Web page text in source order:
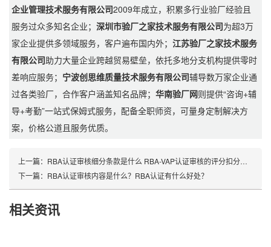
企业管理技术服务有限公司2009年成立，积累多行业验厂经验且
服务过众多知名企业；深圳市验厂之家技术服务有限公司为超3万
家企业提供多领域服务，客户遍布国内外；江苏验厂之家技术服务
有限公司助力大量企业跨越贸易壁垒，依托多地分支机构提供零时
差响应服务； 宁波创思维质量技术服务有限公司辅导数万家企业通
过各类验厂，合作客户涵盖知名品牌；华南验厂网则提供“咨询+辅
导+考勤”一站式保姆式服务，配备全职师资，可量身定制解决方
案，价格公道且服务优质。
上一篇： RBA认证审核细分条款是什么 RBA-VAP认证审核的评分扣分标准事项
下一篇： RBA认证审核内容是什么？RBA认证有什么好处？
相关资讯